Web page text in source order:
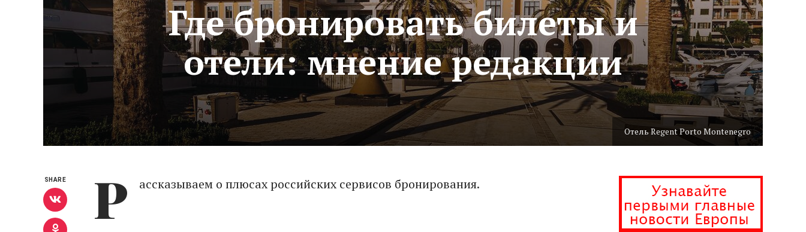
Отель Regent Porto Montenegro
Где бронировать билеты и
отели: мнение редакции
Р ассказываем о плюсах российских сервисов бронирования.
SHARE